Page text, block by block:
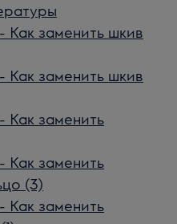
заменить шкив
заменить шкив
Как заменить
Как заменить
(3)
Как заменить